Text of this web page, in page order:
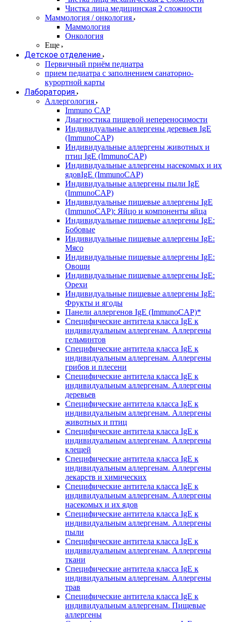
Чистка лица медицинская 2 сложности
Маммология / онкология
Маммология
Онкология
Еще
Детское отделение
Первичный приём педиатра
прием педиатра с заполнением санаторно-
курортной карты
Лаборатория
Аллергология
Immuno CAP
Диагностика пищевой непереносимости
Индивидуальные аллергены деревьев IgE
(ImmunoCAP)
Индивидуальные аллергены животных и
птиц IgE (ImmunoCAP)
Индивидуальные аллергены насекомых и их
ядовIgE (ImmunoCAP)
Индивидуальные аллергены пыли IgE
(ImmunoCAP)
Индивидуальные пищевые аллергены IgE
(ImmunoCAP): Яйцо и компоненты яйца
Индивидуальные пищевые аллергены IgE:
Бобовые
Индивидуальные пищевые аллергены IgE:
Мясо
Индивидуальные пищевые аллергены IgE:
Овощи
Индивидуальные пищевые аллергены IgE:
Орехи
Индивидуальные пищевые аллергены IgE:
Фрукты и ягоды
Панели аллергенов IgE (ImmunoCAP)*
Специфические антитела класса IgE к
индивидуальным аллергенам. Аллергены
гельминтов
Специфические антитела класса IgE к
индивидуальным аллергенам. Аллергены
грибов и плесени
Специфические антитела класса IgE к
индивидуальным аллергенам. Аллергены
деревьев
Специфические антитела класса IgE к
индивидуальным аллергенам. Аллергены
животных и птиц
Специфические антитела класса IgE к
индивидуальным аллергенам. Аллергены
клещей
Специфические антитела класса IgE к
индивидуальным аллергенам. Аллергены
лекарств и химических
Специфические антитела класса IgE к
индивидуальным аллергенам. Аллергены
насекомых и их ядов
Специфические антитела класса IgE к
индивидуальным аллергенам. Аллергены
пыли
Специфические антитела класса IgE к
индивидуальным аллергенам. Аллергены
ткани
Специфические антитела класса IgE к
индивидуальным аллергенам. Аллергены
трав
Специфические антитела класса IgE к
индивидуальным аллергенам. Пищевые
аллергены